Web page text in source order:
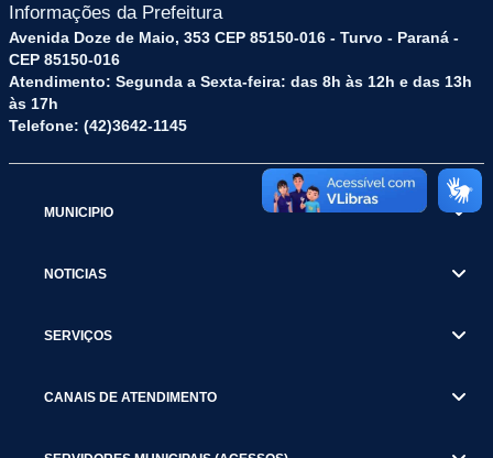
Informações da Prefeitura
Avenida Doze de Maio, 353 CEP 85150-016 - Turvo - Paraná -
CEP 85150-016
Atendimento: Segunda a Sexta-feira: das 8h às 12h e das 13h
às 17h
Telefone: (42)3642-1145
MUNICIPIO
NOTICIAS
SERVIÇOS
CANAIS DE ATENDIMENTO